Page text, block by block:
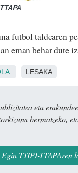
futbol taldearen
eman behar dute
LESAKA
eta
bermatzeko,
Egin TTIPI-TTAPAren